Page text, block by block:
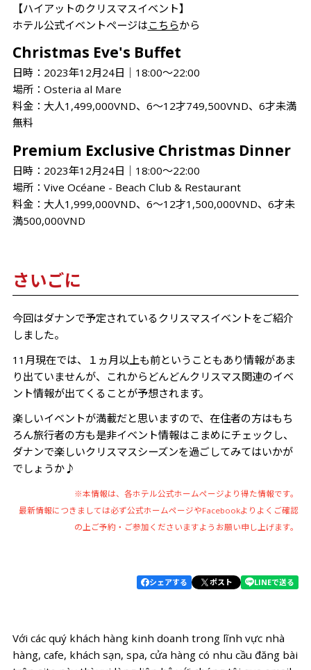
【ハイアットのクリスマスイベント】
ホテル公式イベントページはこちらから
Christmas Eve's Buffet
日時：2023年12月24日│18:00～22:00
場所：Osteria al Mare
料金：大人1,499,000VND、6～12才749,500VND、6才未満
無料
Premium Exclusive Christmas Dinner
日時：2023年12月24日│18:00～22:00
場所：Vive Océane - Beach Club & Restaurant
料金：大人1,999,000VND、6～12才1,500,000VND、6才未
満500,000VND
さいごに
今回はダナンで予定されているクリスマスイベントをご紹介
しました。
11月現在では、１ヵ月以上も前ということもあり情報があま
り出ていませんが、これからどんどんクリスマス関連のイベ
ント情報が出てくることが予想されます。
楽しいイベントが満載だと思いますので、在住者の方はもち
ろん旅行者の方も是非イベント情報はこまめにチェックし、
ダナンで楽しいクリスマスシーズンを過ごしてみてはいかが
でしょうか♪
※本情報は、各ホテル公式ホームページより得た情報です。
最新情報につきましては必ず公式ホームページやFacebookよりよくご確認
の上ご予約・ご参加くださいますようお願い申し上げます。
シェアする ポスト LINEで送る
Với các quý khách hàng kinh doanh trong lĩnh vực nhà
hàng, cafe, khách sạn, spa, cửa hàng có nhu cầu đăng bài